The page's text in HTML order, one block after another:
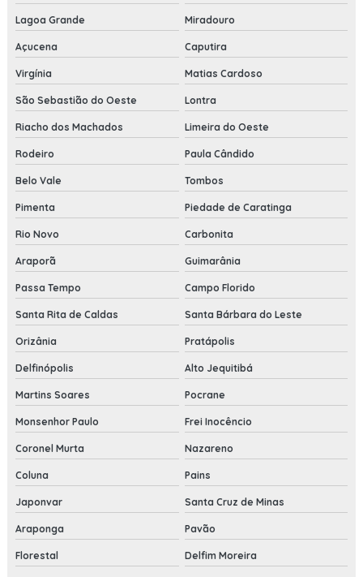
Lagoa Grande Miradouro
Açucena Caputira
Virgínia Matias Cardoso
São Sebastião do Oeste Lontra
Riacho dos Machados Limeira do Oeste
Rodeiro Paula Cândido
Belo Vale Tombos
Pimenta Piedade de Caratinga
Rio Novo Carbonita
Araporã Guimarânia
Passa Tempo Campo Florido
Santa Rita de Caldas Santa Bárbara do Leste
Orizânia Pratápolis
Delfinópolis Alto Jequitibá
Martins Soares Pocrane
Monsenhor Paulo Frei Inocêncio
Coronel Murta Nazareno
Coluna Pains
Japonvar Santa Cruz de Minas
Araponga Pavão
Florestal Delfim Moreira